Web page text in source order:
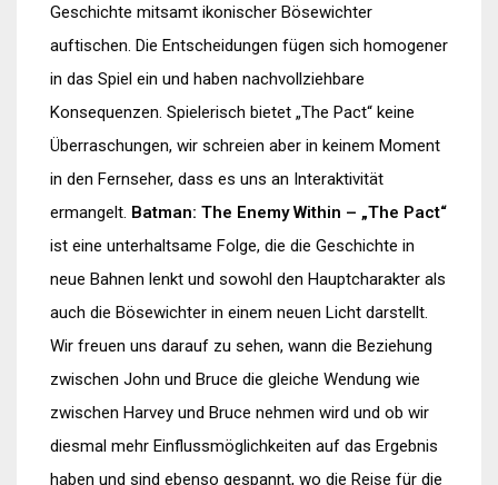
Geschichte mitsamt ikonischer Bösewichter
auftischen. Die Entscheidungen fügen sich homogener
in das Spiel ein und haben nachvollziehbare
Konsequenzen. Spielerisch bietet „The Pact“ keine
Überraschungen, wir schreien aber in keinem Moment
in den Fernseher, dass es uns an Interaktivität
ermangelt. Batman: The Enemy Within – „The Pact“
ist eine unterhaltsame Folge, die die Geschichte in
neue Bahnen lenkt und sowohl den Hauptcharakter als
auch die Bösewichter in einem neuen Licht darstellt.
Wir freuen uns darauf zu sehen, wann die Beziehung
zwischen John und Bruce die gleiche Wendung wie
zwischen Harvey und Bruce nehmen wird und ob wir
diesmal mehr Einflussmöglichkeiten auf das Ergebnis
haben und sind ebenso gespannt, wo die Reise für die